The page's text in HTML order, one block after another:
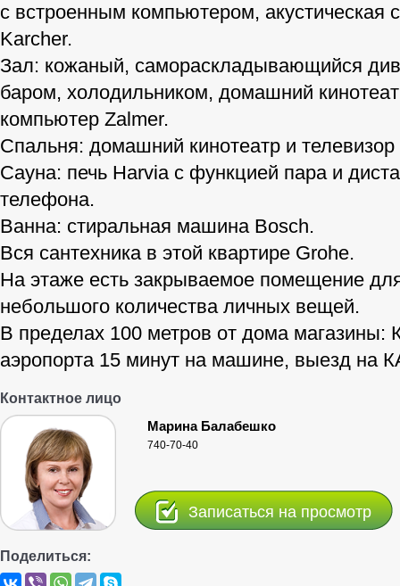
с встроенным компьютером, акустическая
Karcher.
Зал: кожаный, самораскладывающийся
баром, холодильником, домашний
компьютер Zalmer.
Спальня: домашний кинотеатр и
Сауна: печь Harvia с функцией пара и
телефона.
Ванна: стиральная машина Bosch.
Вся сантехника в этой квартире Grohe.
На этаже есть закрываемое помещение
небольшого количества личных вещей.
В пределах 100 метров от дома
аэропорта 15 минут на машине, выезд на
Контактное лицо
Марина Балабешко
740-70-40
Записаться на просмотр
Поделиться: